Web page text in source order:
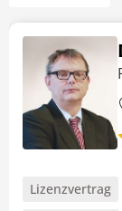
Lizenzvertrag